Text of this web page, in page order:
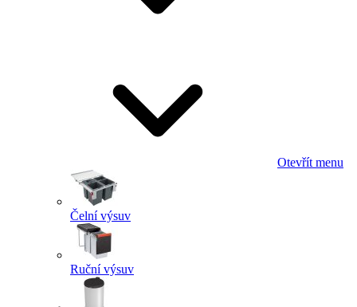
Otevřít menu
Čelní výsuv
Ruční výsuv